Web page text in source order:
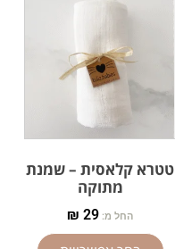
טטרא קלאסית – שמנת
מתוקה
החל מ: ₪ 29